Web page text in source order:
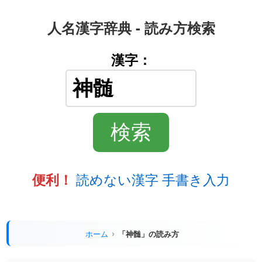
人名漢字辞典 - 読み方検索
漢字：
便利！ 読めない漢字 手書き入力
ホーム 「神髄」の読み方